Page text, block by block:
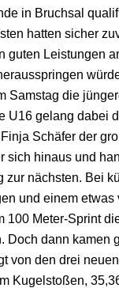
in Bruchsal
hatten sicher
guten Leistungen
Samstag die
U16 gelang dabei
Schäfer der
sich hinaus und
zur nächsten. Bei
und einem etwas
100 Meter-Sprint
Doch dann kamen
von den drei
Kugelstoßen,